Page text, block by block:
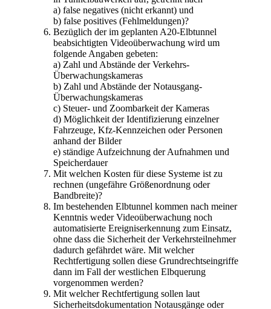
a) false negatives (nicht erkannt) und
b) false positives (Fehlmeldungen)?
Bezüglich der im geplanten A20-Elbtunnel
beabsichtigten Videoüberwachung wird um
folgende Angaben gebeten:
a) Zahl und Abstände der Verkehrs-
Überwachungskameras
b) Zahl und Abstände der Notausgang-
Überwachungskameras
c) Steuer- und Zoombarkeit der Kameras
d) Möglichkeit der Identifizierung einzelner
Fahrzeuge, Kfz-Kennzeichen oder Personen
anhand der Bilder
e) ständige Aufzeichnung der Aufnahmen und
Speicherdauer
Mit welchen Kosten für diese Systeme ist zu
rechnen (ungefähre Größenordnung oder
Bandbreite)?
Im bestehenden Elbtunnel kommen nach meiner
Kenntnis weder Videoüberwachung noch
automatisierte Ereigniserkennung zum Einsatz,
ohne dass die Sicherheit der Verkehrsteilnehmer
dadurch gefährdet wäre. Mit welcher
Rechtfertigung sollen diese Grundrechtseingriffe
dann im Fall der westlichen Elbquerung
vorgenommen werden?
Mit welcher Rechtfertigung sollen laut
Sicherheitsdokumentation Notausgänge oder